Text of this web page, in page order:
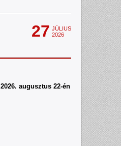
27 JÚLIUS
2026
2026. augusztus 22-én